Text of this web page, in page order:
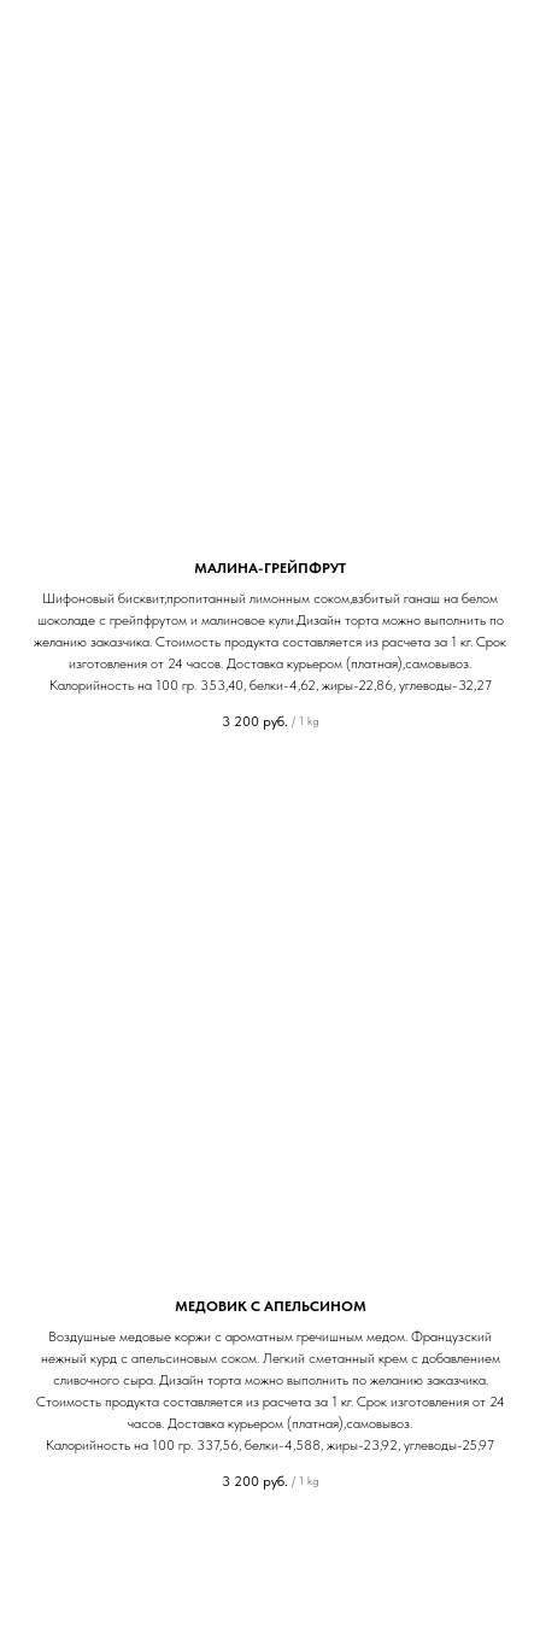
МАЛИНА-ГРЕЙПФРУТ
Шифоновый бисквит,пропитанный лимонным соком,взбитый ганаш на белом
шоколаде с грейпфрутом и малиновое кули.Дизайн торта можно выполнить по
желанию заказчика. Стоимость продукта составляется из расчета за 1 кг. Срок
изготовления от 24 часов. Доставка курьером (платная),самовывоз.
Калорийность на 100 гр. 353,40, белки-4,62, жиры-22,86, углеводы-32,27
3 200 руб. / 1 kg
МЕДОВИК С АПЕЛЬСИНОМ
Воздушные медовые коржи с ароматным гречишным медом. Французский
нежный курд с апельсиновым соком. Легкий сметанный крем с добавлением
сливочного сыра. Дизайн торта можно выполнить по желанию заказчика.
Стоимость продукта составляется из расчета за 1 кг. Срок изготовления от 24
часов. Доставка курьером (платная),самовывоз.
Калорийность на 100 гр. 337,56, белки-4,588, жиры-23,92, углеводы-25,97
3 200 руб. / 1 kg